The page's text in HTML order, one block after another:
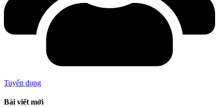
Tuyển dụng
Bài viết mới